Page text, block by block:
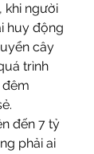
khi người
huy động
cây
trình
đêm
đến 7 tỷ
phải ai